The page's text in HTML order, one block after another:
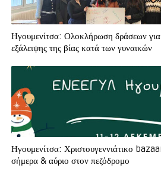
Ηγουμενίτσα: Ολοκλήρωση δράσεων
εξάλειψης της βίας κατά των γυναικών
Ηγουμενίτσα: Χριστουγεννιάτικο
σήμερα & αύριο στον πεζόδρομο